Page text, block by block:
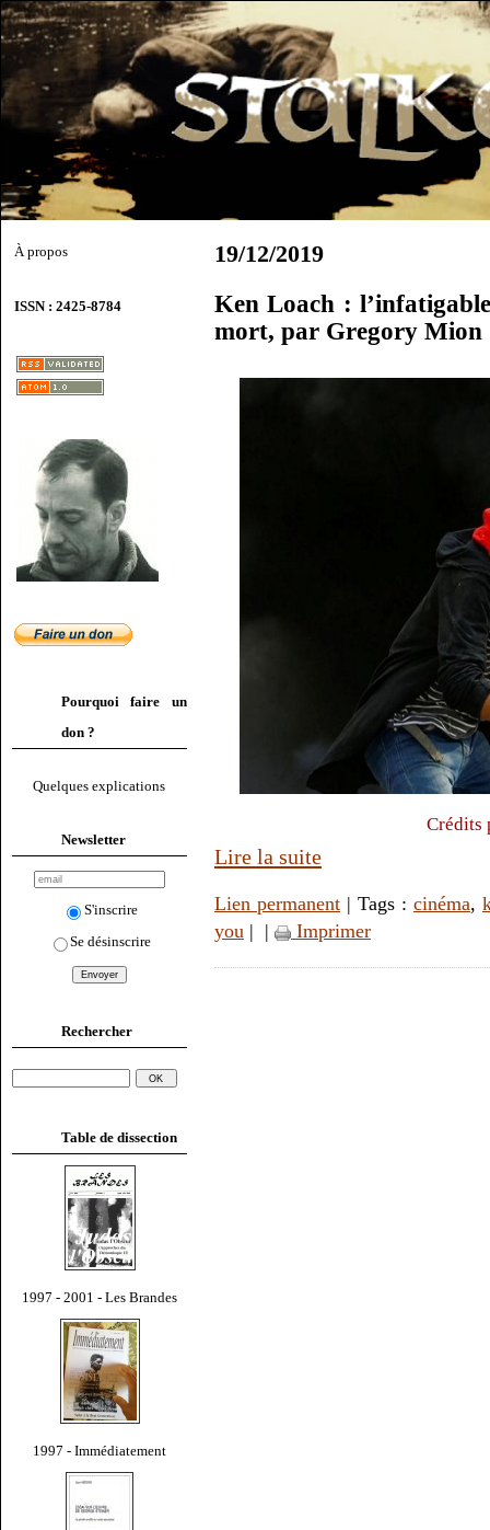
À propos
ISSN : 2425-8784
Pourquoi faire un
don ?
Quelques explications
Newsletter
S'inscrire
Se désinscrire
Rechercher
Table de dissection
1997 - 2001 - Les Brandes
1997 - Immédiatement
19/12/2019
Ken Loach :
mort, par Gregory Mion
Crédits
Lire la suite
Lien permanent | Tags : cinéma,
you | | Imprimer